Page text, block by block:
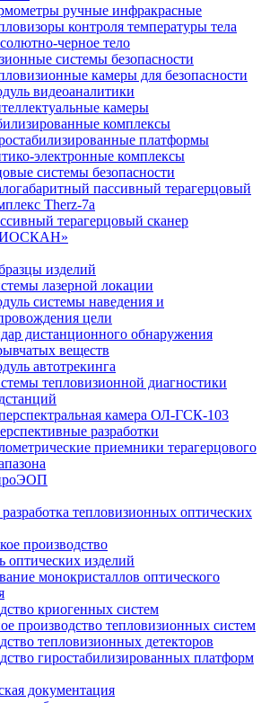
ручные инфракрасные
контроля температуры тела
черное тело
системы безопасности
камеры для безопасности
видеоаналитики
камеры
комплексы
платформы
электронные комплексы
системы безопасности
пассивный терагерцовый
Therz-7a
терагерцовый сканер
изделий
лазерной локации
системы наведения и
цели
дистанционного обнаружения
веществ
автотрекинга
тепловизионной диагностики
камера ОЛ-ГСК-103
разработки
приемники терагерцового
разработка тепловизионных оптических
производство
оптических изделий
монокристаллов оптического
криогенных систем
производство тепловизионных систем
тепловизионных детекторов
гиростабилизированных платформ
документация